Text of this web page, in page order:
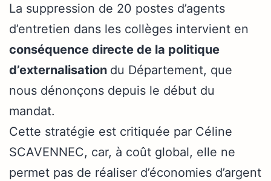
La suppression de 20 postes d’agents
d’entretien dans les collèges intervient en
conséquence directe de la politique
d’externalisation du Département, que
nous dénonçons depuis le début du
mandat.
Cette stratégie est critiquée par Céline
SCAVENNEC, car, à coût global, elle ne
permet pas de réaliser d’économies d’argent